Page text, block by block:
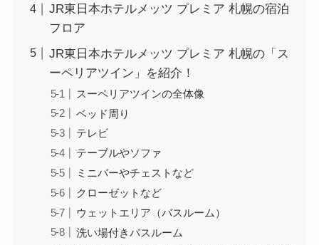
JR東日本ホテルメッツ プレミア 札幌の宿泊
フロア
JR東日本ホテルメッツ プレミア 札幌の「ス
ーペリアツイン」を紹介！
スーペリアツインの全体像
ベッド周り
テレビ
テーブルやソファ
ミニバーやチェストなど
クローゼットなど
ウェットエリア（バスルーム）
洗い場付きバスルーム